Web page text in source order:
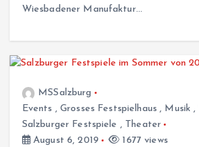
Wiesbadener Manufaktur…
MSSalzburg
Events , Grosses Festspielhaus, Musik ,
Salzburger Festspiele , Theater
August 6, 2019
1677 views